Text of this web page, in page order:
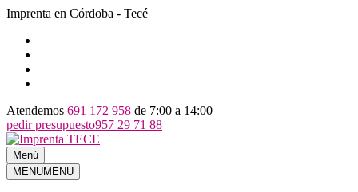
Imprenta en Córdoba - Tecé
Atendemos 691 172 958 de 7:00 a 14:00
pedir presupuesto957 29 71 88
Ir
al
contenido
Imprenta TECE
Imprenta TECE
Menú
MENUMENU